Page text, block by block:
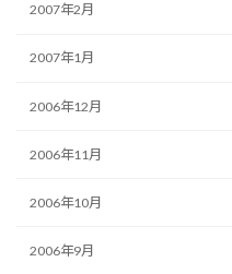
2007年2月
2007年1月
2006年12月
2006年11月
2006年10月
2006年9月